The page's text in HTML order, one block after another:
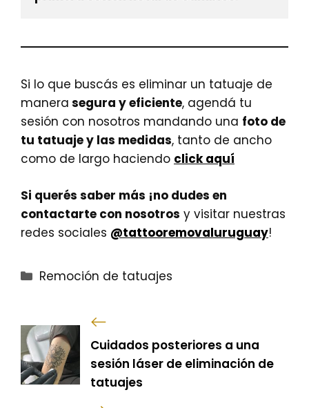
Si lo que buscás es eliminar un tatuaje de
manera segura y eficiente, agendá tu
sesión con nosotros mandando una foto de
tu tatuaje y las medidas, tanto de ancho
como de largo haciendo click aquí
Si querés saber más ¡no dudes en
contactarte con nosotros y visitar nuestras
redes sociales @tattooremovaluruguay!
Categorías
Remoción de tatuajes
Cuidados posteriores a una
sesión láser de eliminación de
tatuajes